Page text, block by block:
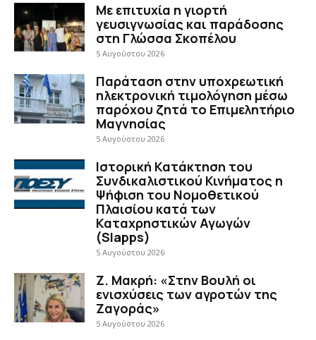
Με επιτυχία η γιορτή
γευσιγνωσίας και παράδοσης
στη Γλώσσα Σκοπέλου
5 Αυγούστου 2026
Παράταση στην υποχρεωτική
ηλεκτρονική τιμολόγηση μέσω
παρόχου ζητά το Επιμελητήριο
Μαγνησίας
5 Αυγούστου 2026
Ιστορική Κατάκτηση του
Συνδικαλιστικού Κινήματος η
Ψήφιση του Νομοθετικού
Πλαισίου κατά των
Καταχρηστικών Αγωγών
(Slapps)
5 Αυγούστου 2026
Ζ. Μακρή: «Στην Βουλή οι
ενισχύσεις των αγροτών της
Ζαγοράς»
5 Αυγούστου 2026